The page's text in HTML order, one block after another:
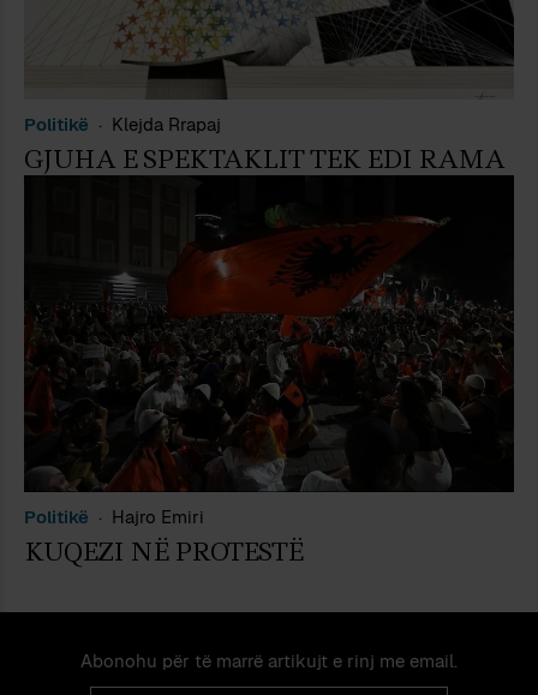
Politikë Klejda Rrapaj
GJUHA E SPEKTAKLIT TEK EDI RAMA
Politikë Hajro Emiri
KUQEZI NË PROTESTË
Abonohu për të marrë artikujt e rinj me email.
Email